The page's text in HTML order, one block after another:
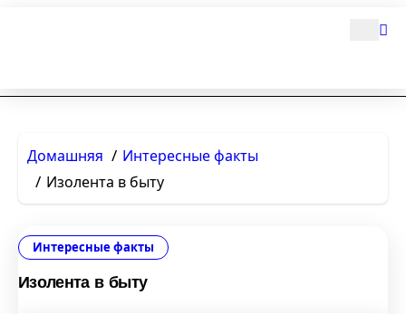
Домашняя
Интересные факты
Изолента в быту
Интересные факты
Изолента в быту